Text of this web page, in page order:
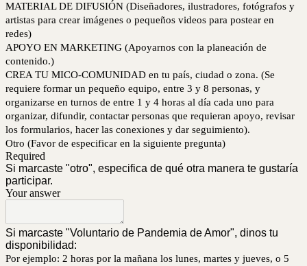
MATERIAL DE DIFUSIÓN (Diseñadores, ilustradores, fotógrafos y
artistas para crear imágenes o pequeños videos para postear en
redes)
APOYO EN MARKETING (Apoyarnos con la planeación de
contenido.)
CREA TU MICO-COMUNIDAD en tu país, ciudad o zona. (Se
requiere formar un pequeño equipo, entre 3 y 8 personas, y
organizarse en turnos de entre 1 y 4 horas al día cada uno para
organizar, difundir, contactar personas que requieran apoyo, revisar
los formularios, hacer las conexiones y dar seguimiento).
Otro (Favor de especificar en la siguiente pregunta)
Required
Si marcaste "otro", especifica de qué otra manera te gustaría
participar.
Your answer
Si marcaste "Voluntario de Pandemia de Amor", dinos tu
disponibilidad:
Por ejemplo: 2 horas por la mañana los lunes, martes y jueves, o 5